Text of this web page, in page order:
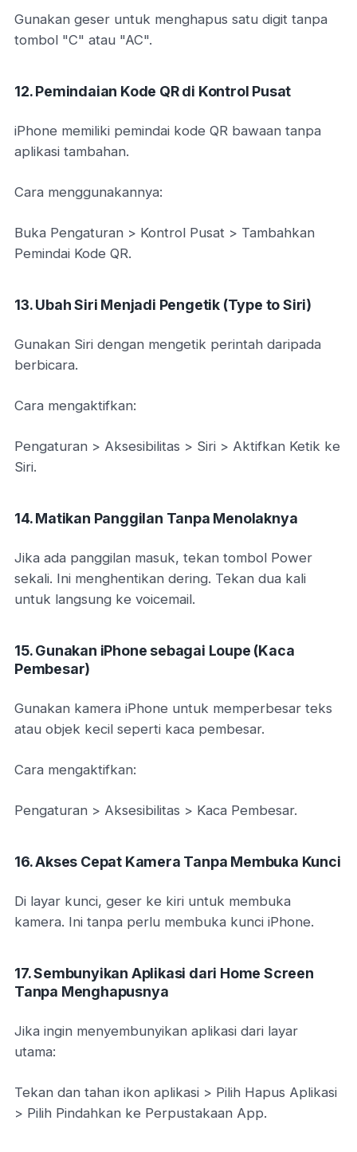
Gunakan geser untuk menghapus satu digit tanpa
tombol "C" atau "AC".
12. Pemindaian Kode QR di Kontrol Pusat
iPhone memiliki pemindai kode QR bawaan tanpa
aplikasi tambahan.
Cara menggunakannya:
Buka Pengaturan > Kontrol Pusat > Tambahkan
Pemindai Kode QR.
13. Ubah Siri Menjadi Pengetik (Type to Siri)
Gunakan Siri dengan mengetik perintah daripada
berbicara.
Cara mengaktifkan:
Pengaturan > Aksesibilitas > Siri > Aktifkan Ketik ke
Siri.
14. Matikan Panggilan Tanpa Menolaknya
Jika ada panggilan masuk, tekan tombol Power
sekali. Ini menghentikan dering. Tekan dua kali
untuk langsung ke voicemail.
15. Gunakan iPhone sebagai Loupe (Kaca
Pembesar)
Gunakan kamera iPhone untuk memperbesar teks
atau objek kecil seperti kaca pembesar.
Cara mengaktifkan:
Pengaturan > Aksesibilitas > Kaca Pembesar.
16. Akses Cepat Kamera Tanpa Membuka Kunci
Di layar kunci, geser ke kiri untuk membuka
kamera. Ini tanpa perlu membuka kunci iPhone.
17. Sembunyikan Aplikasi dari Home Screen
Tanpa Menghapusnya
Jika ingin menyembunyikan aplikasi dari layar
utama:
Tekan dan tahan ikon aplikasi > Pilih Hapus Aplikasi
> Pilih Pindahkan ke Perpustakaan App.